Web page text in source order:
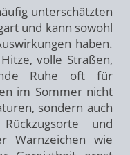
unterschätzten
und kann sowohl
haben.
volle Straßen,
Ruhe oft für
im Sommer nicht
sondern auch
und
Warnzeichen wie